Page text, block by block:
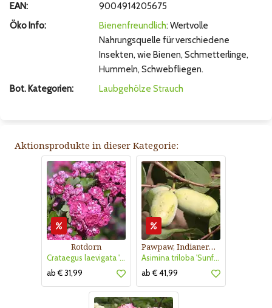
EAN:
9004914205675
Öko Info:
Bienenfreundlich: Wertvolle
Nahrungsquelle für verschiedene
Insekten, wie Bienen, Schmetterlinge,
Hummeln, Schwebfliegen.
Bot. Kategorien:
Laubgehölze Strauch
Aktionsprodukte in dieser Kategorie:
Rotdorn
Crataegus laevigata 'Pauls Scarlet'
ab € 31,99
Pawpaw, Indianerbanane
Asimina triloba 'Sunflower'
ab € 41,99